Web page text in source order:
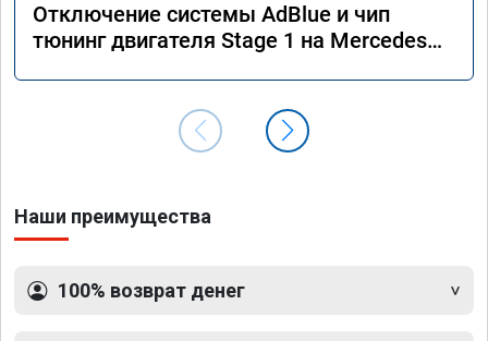
Отключение системы AdBlue и чип
тюнинг двигателя Stage 1 на Mercedes
Наши преимущества
100% возврат денег